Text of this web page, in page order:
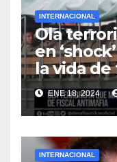
INTERNACIONAL
Ola
en
la vida
ENE 18, 2024
INTERNACIONAL